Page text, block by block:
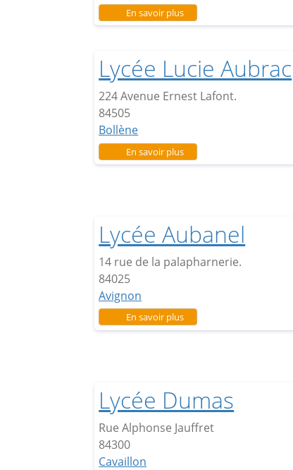
En savoir plussur Lycée Ferdinand Revoul
Lycée Lucie Aubrac
224 Avenue Ernest Lafont.
84505
Bollène
En savoir plussur Lycée Lucie Aubrac
Lycée Aubanel
14 rue de la palapharnerie.
84025
Avignon
En savoir plussur Lycée Aubanel
Lycée Dumas
Rue Alphonse Jauffret
84300
Cavaillon